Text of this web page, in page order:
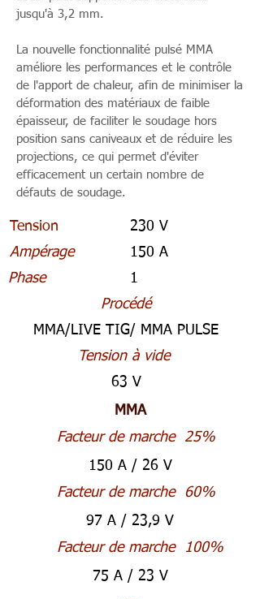
jusqu'à 3,2 mm.
La nouvelle fonctionnalité pulsé MMA
améliore les performances et le contrôle
de l'apport de chaleur, afin de minimiser la
déformation des matériaux de faible
épaisseur, de faciliter le soudage hors
position sans caniveaux et de réduire les
projections, ce qui permet d'éviter
efficacement un certain nombre de
défauts de soudage.
Tension
230 V
Ampérage
150 A
Phase
1
Procédé
MMA/LIVE TIG/ MMA PULSE
Tension à vide
63 V
MMA
Facteur de marche
25%
150 A / 26 V
Facteur de marche
60%
97 A / 23,9 V
Facteur de marche
100%
75 A / 23 V